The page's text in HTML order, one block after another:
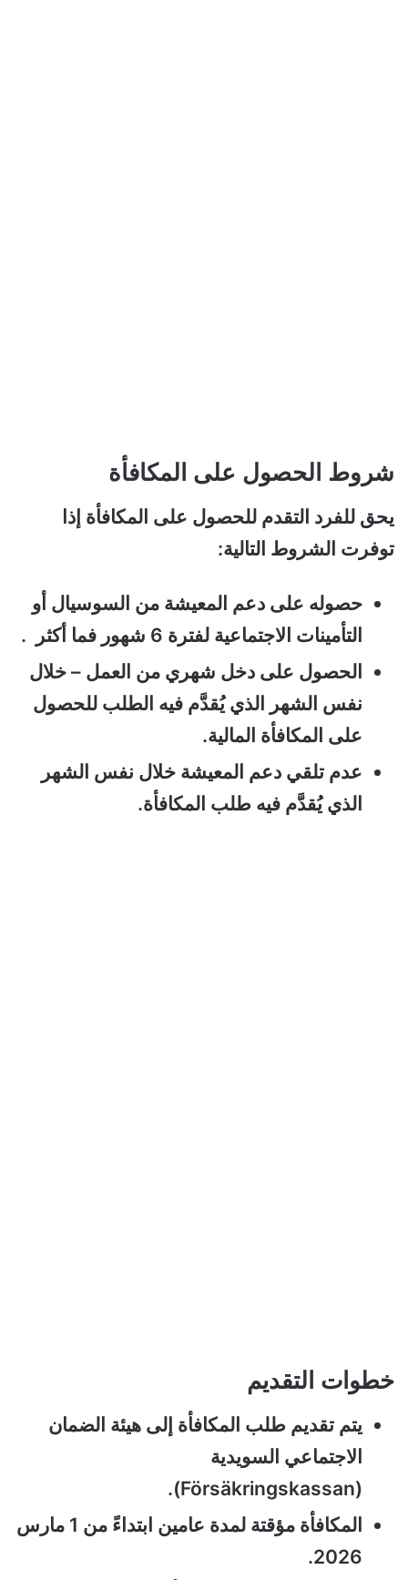
شروط الحصول على المكافأة
يحق للفرد التقدم للحصول على المكافأة إذا
توفرت الشروط التالية:
حصوله على دعم المعيشة من السوسيال أو
التأمينات الاجتماعية لفترة 6 شهور فما أكثر .
الحصول على دخل شهري من العمل – خلال
نفس الشهر الذي يُقدَّم فيه الطلب للحصول
على المكافأة المالية.
عدم تلقي دعم المعيشة خلال نفس الشهر
الذي يُقدَّم فيه طلب المكافأة.
خطوات التقديم
يتم تقديم طلب المكافأة إلى هيئة الضمان
الاجتماعي السويدية
(Försäkringskassan).
المكافأة مؤقتة لمدة عامين ابتداءً من 1 مارس
2026.